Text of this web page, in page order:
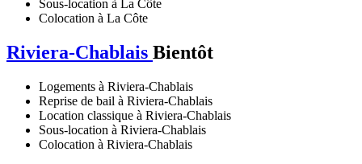
Sous-location à La Côte
Colocation à La Côte
Riviera-Chablais Bientôt
Logements à Riviera-Chablais
Reprise de bail à Riviera-Chablais
Location classique à Riviera-Chablais
Sous-location à Riviera-Chablais
Colocation à Riviera-Chablais